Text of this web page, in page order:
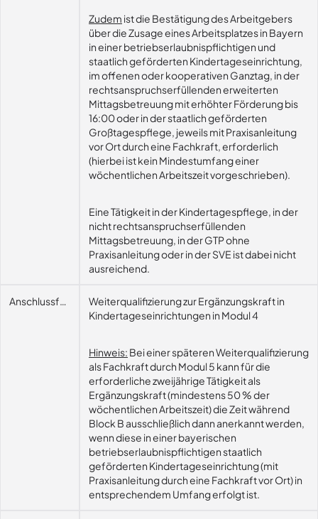
Zudem ist die Bestätigung des Arbeitgebers
über die Zusage eines Arbeitsplatzes in Bayern
in einer betriebserlaubnispflichtigen und
staatlich geförderten Kindertageseinrichtung,
im offenen oder kooperativen Ganztag, in der
rechtsanspruchserfüllenden erweiterten
Mittagsbetreuung mit erhöhter Förderung bis
16:00 oder in der staatlich geförderten
Großtagespflege, jeweils mit Praxisanleitung
vor Ort durch eine Fachkraft, erforderlich
(hierbei ist kein Mindestumfang einer
wöchentlichen Arbeitszeit vorgeschrieben).
Eine Tätigkeit in der Kindertagespflege, in der
nicht rechtsanspruchserfüllenden
Mittagsbetreuung, in der GTP ohne
Praxisanleitung oder in der SVE ist dabei nicht
ausreichend.
AnschlussfähigkeitWeiterqualifizierung zur Ergänzungskraft in
Kindertageseinrichtungen in Modul 4
Hinweis: Bei einer späteren Weiterqualifizierung
als Fachkraft durch Modul 5 kann für die
erforderliche zweijährige Tätigkeit als
Ergänzungskraft (mindestens 50 % der
wöchentlichen Arbeitszeit) die Zeit während
Block B ausschließlich dann anerkannt werden,
wenn diese in einer bayerischen
betriebserlaubnispflichtigen staatlich
geförderten Kindertageseinrichtung (mit
Praxisanleitung durch eine Fachkraft vor Ort) in
entsprechendem Umfang erfolgt ist.